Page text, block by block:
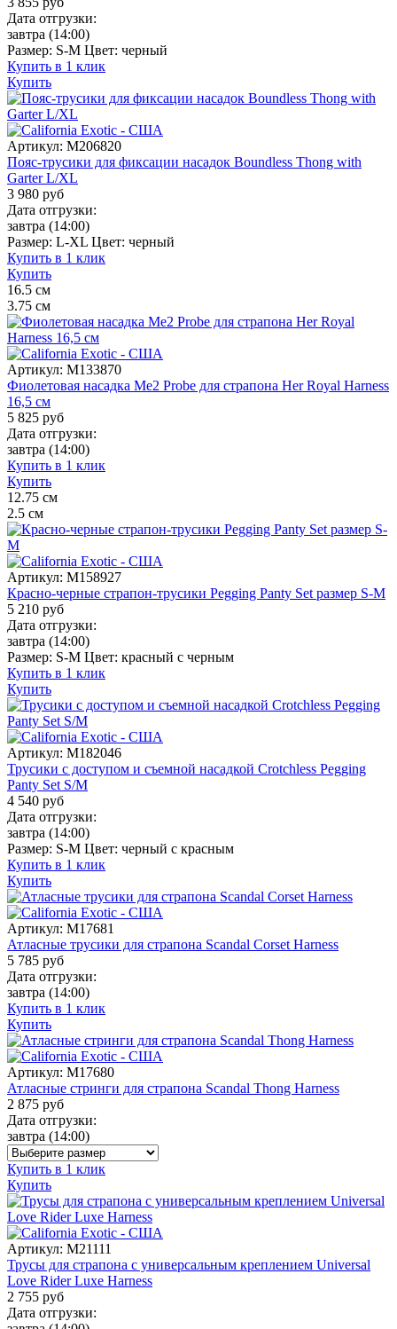
Дата отгрузки:
завтра (14:00)
Размер: S-M Цвет: черный
Купить в 1 клик
Купить
Артикул: M206820
Пояс-трусики для фиксации насадок Boundless Thong with
Garter L/XL
3 980 руб
Дата отгрузки:
завтра (14:00)
Размер: L-XL Цвет: черный
Купить в 1 клик
Купить
16.5 см
3.75 см
Артикул: M133870
Фиолетовая насадка Me2 Probe для страпона Her Royal Harness
16,5 см
5 825 руб
Дата отгрузки:
завтра (14:00)
Купить в 1 клик
Купить
12.75 см
2.5 см
Артикул: M158927
Красно-черные страпон-трусики Pegging Panty Set размер S-M
5 210 руб
Дата отгрузки:
завтра (14:00)
Размер: S-M Цвет: красный с черным
Купить в 1 клик
Купить
Артикул: M182046
Трусики с доступом и съемной насадкой Crotchless Pegging
Panty Set S/M
4 540 руб
Дата отгрузки:
завтра (14:00)
Размер: S-M Цвет: черный с красным
Купить в 1 клик
Купить
Артикул: M17681
Атласные трусики для страпона Scandal Corset Harness
5 785 руб
Дата отгрузки:
завтра (14:00)
Купить в 1 клик
Купить
Артикул: M17680
Атласные стринги для страпона Scandal Thong Harness
2 875 руб
Дата отгрузки:
завтра (14:00)
Купить в 1 клик
Купить
Артикул: M21111
Трусы для страпона с универсальным креплением Universal
Love Rider Luxe Harness
2 755 руб
Дата отгрузки: